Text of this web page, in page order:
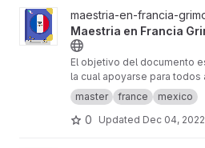
View Maestria en Francia Grimorio
maestria-en-francia-
Maestria en Francia
El objetivo del documento
la cual apoyarse para todos
quieren realizar el proceso
maestría en Francia.
master france mexico
0 Updated Dec 04, 2022